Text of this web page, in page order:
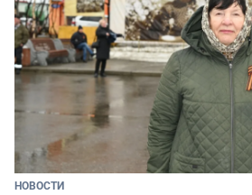
НОВОСТИ